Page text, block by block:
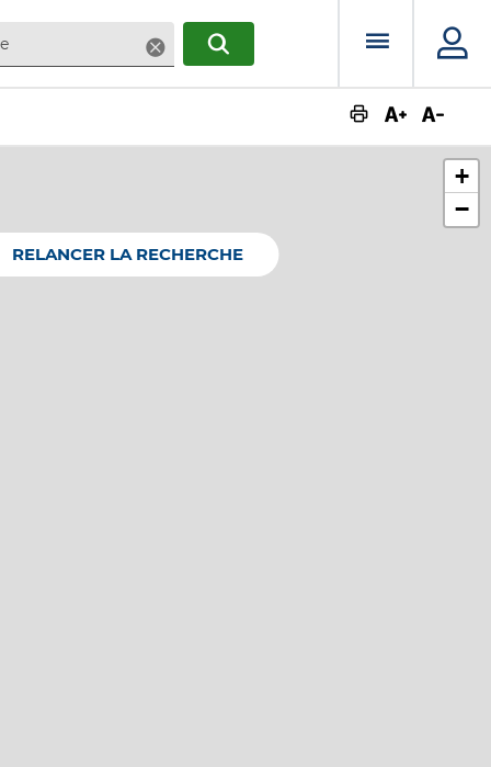
SupprimerRECHERCHERMenu
+
−
RELANCER LA RECHERCHE